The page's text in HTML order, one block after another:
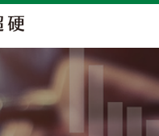
企業
D-Next事業
動画配信